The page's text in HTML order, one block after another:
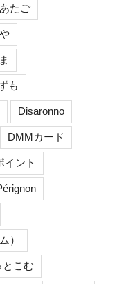
たご
も
Disaronno
DMMカード
イント
）
こむ